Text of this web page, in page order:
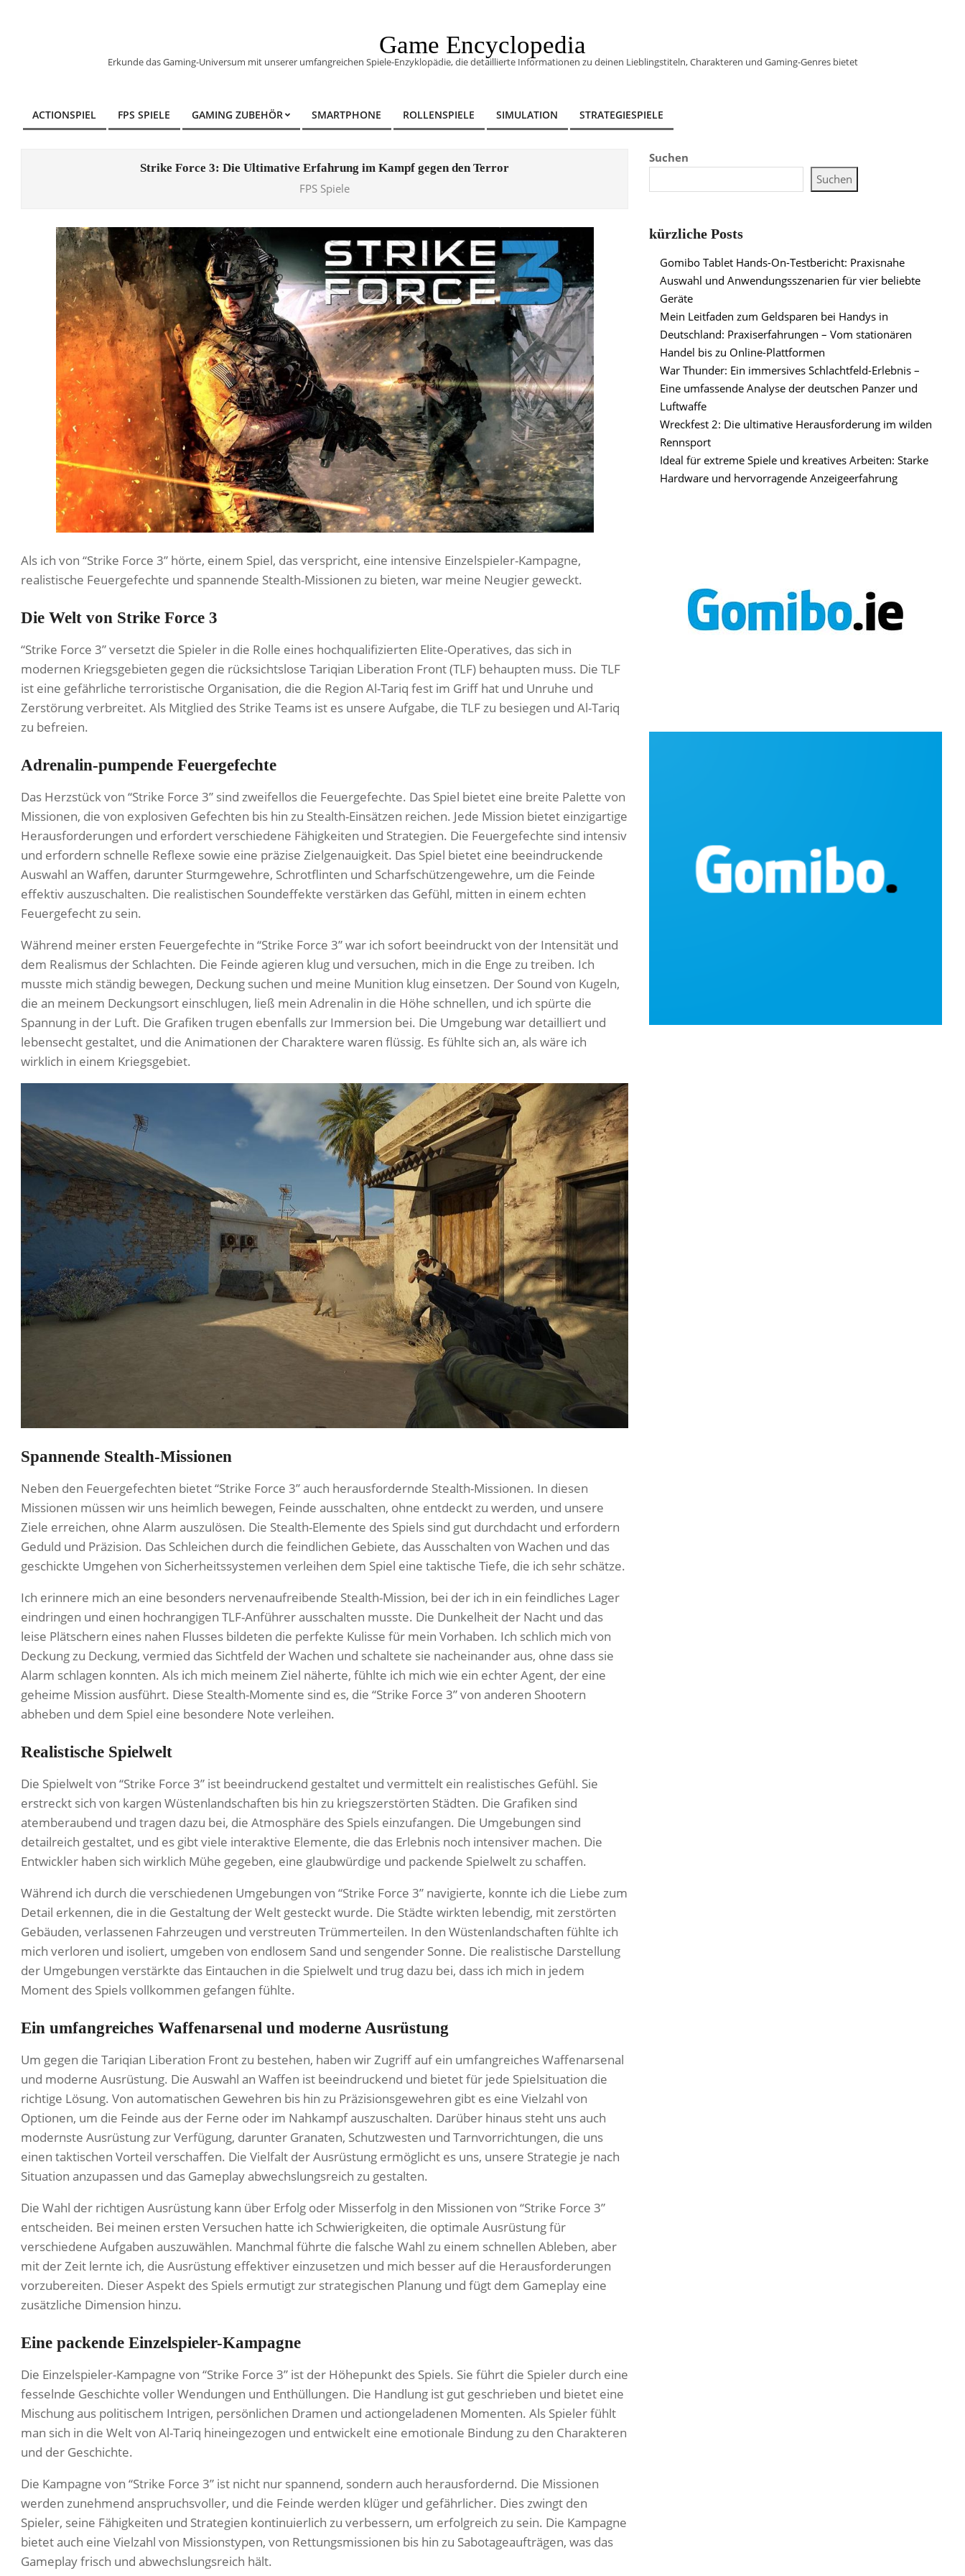
Game Encyclopedia
Erkunde das Gaming-Universum mit unserer umfangreichen Spiele-Enzyklopädie, die detaillierte Informationen zu deinen Lieblingstiteln, Charakteren und Gaming-Genres bietet
Primary
ACTIONSPIEL FPS SPIELE GAMING ZUBEHÖR SMARTPHONE ROLLENSPIELE SIMULATION STRATEGIESPIELE
Strike Force 3: Die Ultimative Erfahrung im Kampf gegen den Terror
FPS Spiele
Als ich von “Strike Force 3” hörte, einem Spiel, das verspricht, eine intensive Einzelspieler-Kampagne,
realistische Feuergefechte und spannende Stealth-Missionen zu bieten, war meine Neugier geweckt.
Die Welt von Strike Force 3
“Strike Force 3” versetzt die Spieler in die Rolle eines hochqualifizierten Elite-Operatives, das sich in
modernen Kriegsgebieten gegen die rücksichtslose Tariqian Liberation Front (TLF) behaupten muss. Die TLF
ist eine gefährliche terroristische Organisation, die die Region Al-Tariq fest im Griff hat und Unruhe und
Zerstörung verbreitet. Als Mitglied des Strike Teams ist es unsere Aufgabe, die TLF zu besiegen und Al-Tariq
zu befreien.
Adrenalin-pumpende Feuergefechte
Das Herzstück von “Strike Force 3” sind zweifellos die Feuergefechte. Das Spiel bietet eine breite Palette von
Missionen, die von explosiven Gefechten bis hin zu Stealth-Einsätzen reichen. Jede Mission bietet einzigartige
Herausforderungen und erfordert verschiedene Fähigkeiten und Strategien. Die Feuergefechte sind intensiv
und erfordern schnelle Reflexe sowie eine präzise Zielgenauigkeit. Das Spiel bietet eine beeindruckende
Auswahl an Waffen, darunter Sturmgewehre, Schrotflinten und Scharfschützengewehre, um die Feinde
effektiv auszuschalten. Die realistischen Soundeffekte verstärken das Gefühl, mitten in einem echten
Feuergefecht zu sein.
Während meiner ersten Feuergefechte in “Strike Force 3” war ich sofort beeindruckt von der Intensität und
dem Realismus der Schlachten. Die Feinde agieren klug und versuchen, mich in die Enge zu treiben. Ich
musste mich ständig bewegen, Deckung suchen und meine Munition klug einsetzen. Der Sound von Kugeln,
die an meinem Deckungsort einschlugen, ließ mein Adrenalin in die Höhe schnellen, und ich spürte die
Spannung in der Luft. Die Grafiken trugen ebenfalls zur Immersion bei. Die Umgebung war detailliert und
lebensecht gestaltet, und die Animationen der Charaktere waren flüssig. Es fühlte sich an, als wäre ich
wirklich in einem Kriegsgebiet.
Spannende Stealth-Missionen
Neben den Feuergefechten bietet “Strike Force 3” auch herausfordernde Stealth-Missionen. In diesen
Missionen müssen wir uns heimlich bewegen, Feinde ausschalten, ohne entdeckt zu werden, und unsere
Ziele erreichen, ohne Alarm auszulösen. Die Stealth-Elemente des Spiels sind gut durchdacht und erfordern
Geduld und Präzision. Das Schleichen durch die feindlichen Gebiete, das Ausschalten von Wachen und das
geschickte Umgehen von Sicherheitssystemen verleihen dem Spiel eine taktische Tiefe, die ich sehr schätze.
Ich erinnere mich an eine besonders nervenaufreibende Stealth-Mission, bei der ich in ein feindliches Lager
eindringen und einen hochrangigen TLF-Anführer ausschalten musste. Die Dunkelheit der Nacht und das
leise Plätschern eines nahen Flusses bildeten die perfekte Kulisse für mein Vorhaben. Ich schlich mich von
Deckung zu Deckung, vermied das Sichtfeld der Wachen und schaltete sie nacheinander aus, ohne dass sie
Alarm schlagen konnten. Als ich mich meinem Ziel näherte, fühlte ich mich wie ein echter Agent, der eine
geheime Mission ausführt. Diese Stealth-Momente sind es, die “Strike Force 3” von anderen Shootern
abheben und dem Spiel eine besondere Note verleihen.
Realistische Spielwelt
Die Spielwelt von “Strike Force 3” ist beeindruckend gestaltet und vermittelt ein realistisches Gefühl. Sie
erstreckt sich von kargen Wüstenlandschaften bis hin zu kriegszerstörten Städten. Die Grafiken sind
atemberaubend und tragen dazu bei, die Atmosphäre des Spiels einzufangen. Die Umgebungen sind
detailreich gestaltet, und es gibt viele interaktive Elemente, die das Erlebnis noch intensiver machen. Die
Entwickler haben sich wirklich Mühe gegeben, eine glaubwürdige und packende Spielwelt zu schaffen.
Während ich durch die verschiedenen Umgebungen von “Strike Force 3” navigierte, konnte ich die Liebe zum
Detail erkennen, die in die Gestaltung der Welt gesteckt wurde. Die Städte wirkten lebendig, mit zerstörten
Gebäuden, verlassenen Fahrzeugen und verstreuten Trümmerteilen. In den Wüstenlandschaften fühlte ich
mich verloren und isoliert, umgeben von endlosem Sand und sengender Sonne. Die realistische Darstellung
der Umgebungen verstärkte das Eintauchen in die Spielwelt und trug dazu bei, dass ich mich in jedem
Moment des Spiels vollkommen gefangen fühlte.
Ein umfangreiches Waffenarsenal und moderne Ausrüstung
Um gegen die Tariqian Liberation Front zu bestehen, haben wir Zugriff auf ein umfangreiches Waffenarsenal
und moderne Ausrüstung. Die Auswahl an Waffen ist beeindruckend und bietet für jede Spielsituation die
richtige Lösung. Von automatischen Gewehren bis hin zu Präzisionsgewehren gibt es eine Vielzahl von
Optionen, um die Feinde aus der Ferne oder im Nahkampf auszuschalten. Darüber hinaus steht uns auch
modernste Ausrüstung zur Verfügung, darunter Granaten, Schutzwesten und Tarnvorrichtungen, die uns
einen taktischen Vorteil verschaffen. Die Vielfalt der Ausrüstung ermöglicht es uns, unsere Strategie je nach
Situation anzupassen und das Gameplay abwechslungsreich zu gestalten.
Die Wahl der richtigen Ausrüstung kann über Erfolg oder Misserfolg in den Missionen von “Strike Force 3”
entscheiden. Bei meinen ersten Versuchen hatte ich Schwierigkeiten, die optimale Ausrüstung für
verschiedene Aufgaben auszuwählen. Manchmal führte die falsche Wahl zu einem schnellen Ableben, aber
mit der Zeit lernte ich, die Ausrüstung effektiver einzusetzen und mich besser auf die Herausforderungen
vorzubereiten. Dieser Aspekt des Spiels ermutigt zur strategischen Planung und fügt dem Gameplay eine
zusätzliche Dimension hinzu.
Eine packende Einzelspieler-Kampagne
Die Einzelspieler-Kampagne von “Strike Force 3” ist der Höhepunkt des Spiels. Sie führt die Spieler durch eine
fesselnde Geschichte voller Wendungen und Enthüllungen. Die Handlung ist gut geschrieben und bietet eine
Mischung aus politischem Intrigen, persönlichen Dramen und actiongeladenen Momenten. Als Spieler fühlt
man sich in die Welt von Al-Tariq hineingezogen und entwickelt eine emotionale Bindung zu den Charakteren
und der Geschichte.
Die Kampagne von “Strike Force 3” ist nicht nur spannend, sondern auch herausfordernd. Die Missionen
werden zunehmend anspruchsvoller, und die Feinde werden klüger und gefährlicher. Dies zwingt den
Spieler, seine Fähigkeiten und Strategien kontinuierlich zu verbessern, um erfolgreich zu sein. Die Kampagne
bietet auch eine Vielzahl von Missionstypen, von Rettungsmissionen bis hin zu Sabotageaufträgen, was das
Gameplay frisch und abwechslungsreich hält.
Suchen
Suchen
kürzliche Posts
Gomibo Tablet Hands-On-Testbericht: Praxisnahe
Auswahl und Anwendungsszenarien für vier beliebte
Geräte
Mein Leitfaden zum Geldsparen bei Handys in
Deutschland: Praxiserfahrungen – Vom stationären
Handel bis zu Online-Plattformen
War Thunder: Ein immersives Schlachtfeld-Erlebnis –
Eine umfassende Analyse der deutschen Panzer und
Luftwaffe
Wreckfest 2: Die ultimative Herausforderung im wilden
Rennsport
Ideal für extreme Spiele und kreatives Arbeiten: Starke
Hardware und hervorragende Anzeigeerfahrung